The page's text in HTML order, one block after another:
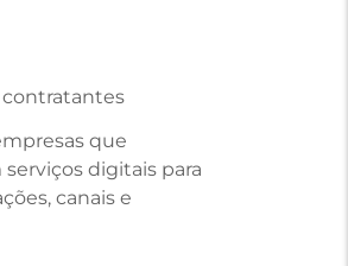
contratantes
que
digitais para
canais e